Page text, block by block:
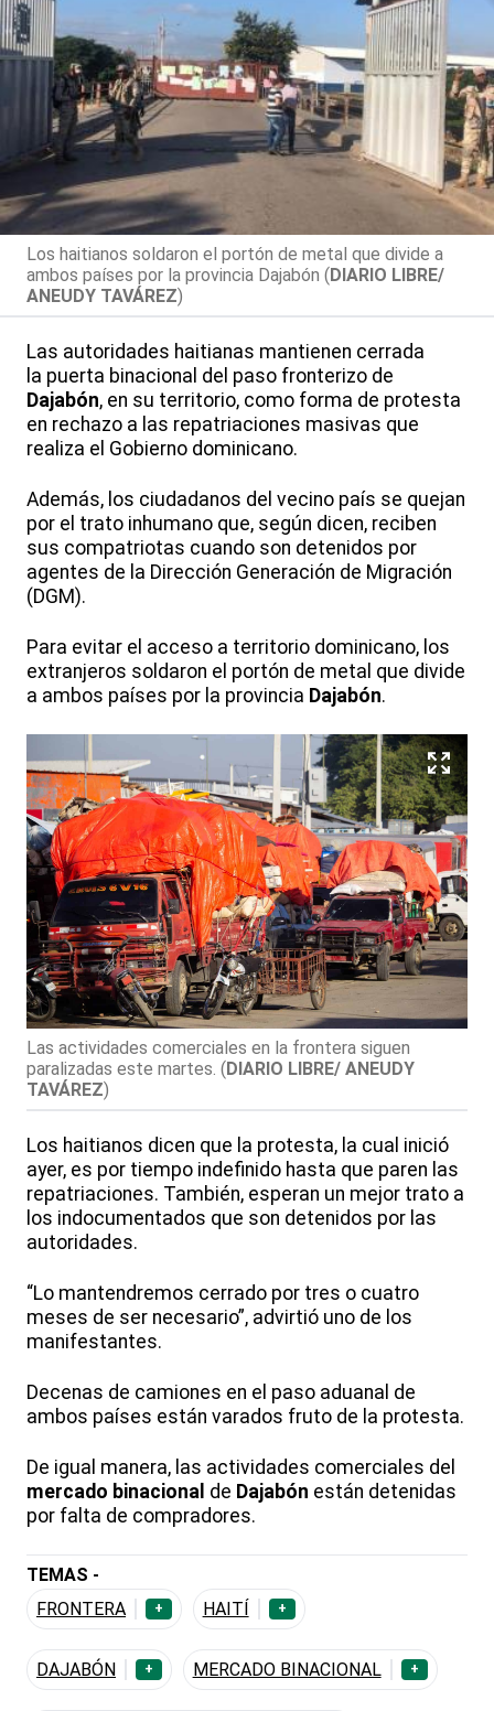
Los haitianos soldaron el portón de metal que divide a
ambos países por la provincia Dajabón (DIARIO LIBRE/
ANEUDY TAVÁREZ)
Las autoridades haitianas mantienen cerrada
la puerta binacional del paso fronterizo de
Dajabón, en su territorio, como forma de protesta
en rechazo a las repatriaciones masivas que
realiza el Gobierno dominicano.
Además, los ciudadanos del vecino país se quejan
por el trato inhumano que, según dicen, reciben
sus compatriotas cuando son detenidos por
agentes de la Dirección Generación de Migración
(DGM).
Para evitar el acceso a territorio dominicano, los
extranjeros soldaron el portón de metal que divide
a ambos países por la provincia Dajabón.
Las actividades comerciales en la frontera siguen
paralizadas este martes. (DIARIO LIBRE/ ANEUDY
TAVÁREZ)
Los haitianos dicen que la protesta, la cual inició
ayer, es por tiempo indefinido hasta que paren las
repatriaciones. También, esperan un mejor trato a
los indocumentados que son detenidos por las
autoridades.
“Lo mantendremos cerrado por tres o cuatro
meses de ser necesario”, advirtió uno de los
manifestantes.
Decenas de camiones en el paso aduanal de
ambos países están varados fruto de la protesta.
De igual manera, las actividades comerciales del
mercado binacional de Dajabón están detenidas
por falta de compradores.
TEMAS -
FRONTERA
+ HAITÍ +
DAJABÓN + MERCADO BINACIONAL +